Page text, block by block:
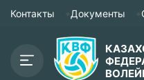
Контакты Документы